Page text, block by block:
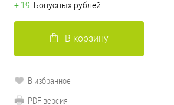
+ 19 Бонусных рублей
В корзину
В избранное
PDF версия